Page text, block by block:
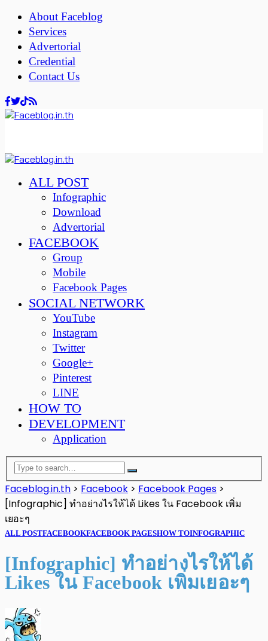
About Faceblog
Services
Advertorial
Credential
Contact Us
ALL POST
Infographic
Download
Advertorial
FACEBOOK
Group
Mobile
Facebook Pages
SOCIAL NETWORK
YouTube
Instagram
Twitter
Google+
Pinterest
LINE
HOW TO
DEVELOPMENT
Application
Faceblog.in.th > Facebook > Facebook Pages >
[Infographic] ทำอย่างไรให้ได้ Likes ใน Facebook เพิ่ม
เยอะๆ
ALL POSTFACEBOOKFACEBOOK PAGESHOW TOINFOGRAPHIC
[Infographic] ทำอย่างไรให้ได้
Likes ใน Facebook เพิ่มเยอะๆ